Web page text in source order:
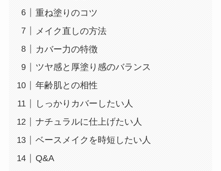
重ね塗りのコツ
メイク直しの方法
カバー力の特徴
ツヤ感と厚塗り感のバランス
年齢肌との相性
しっかりカバーしたい人
ナチュラルに仕上げたい人
ベースメイクを時短したい人
Q&A